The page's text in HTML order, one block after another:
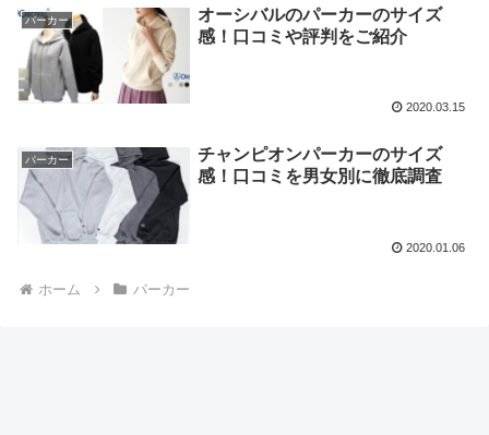
パーカー
オーシバルのパーカーのサイズ
感！口コミや評判をご紹介
2020.03.15
パーカー
チャンピオンパーカーのサイズ
感！口コミを男女別に徹底調査
2020.01.06
ホーム パーカー